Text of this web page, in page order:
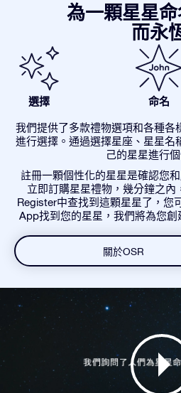
為一顆星星
而永
選擇 命名
我們提供了多款禮物選項和各種各
進行選擇。通過選擇星座、星星名
己的星星進行個
註冊一顆個性化的星星是確認您
立即訂購星星禮物，幾分鐘之內
Register中查找到這顆星星了，您
App找到您的星星，我們將為您創
關於OSR